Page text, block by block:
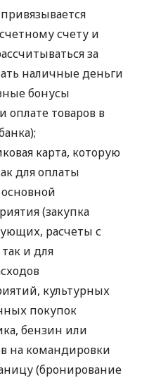
счету и
за
наличные деньги
бонусы
товаров в
карта, которую
для оплаты
(закупка
расчеты с
так и для
культурных
покупок
бензин или
на командировки
(бронирование